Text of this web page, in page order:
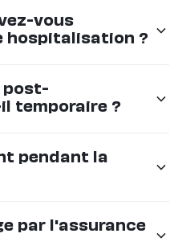
vous
hospitalisation ?
nous faisons
le jour même.
post-
temporaire ?
Si les
pendant la
médicaux, veille au
par l'assurance